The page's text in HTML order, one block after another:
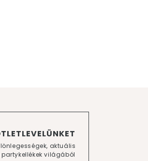
aktuális
világából